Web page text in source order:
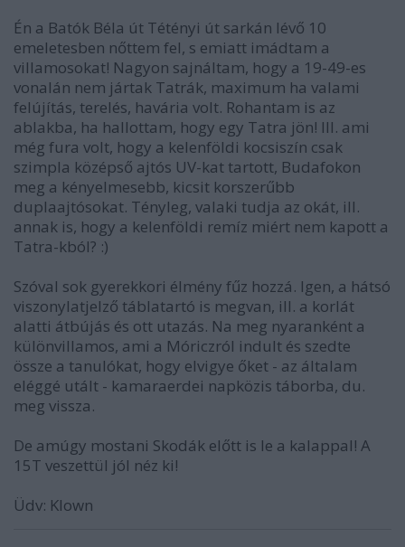
Én a Batók Béla út Tétényi út sarkán lévő 10
emeletesben nőttem fel, s emiatt imádtam a
villamosokat! Nagyon sajnáltam, hogy a 19-49-es
vonalán nem jártak Tatrák, maximum ha valami
felújítás, terelés, havária volt. Rohantam is az
ablakba, ha hallottam, hogy egy Tatra jön! Ill. ami
még fura volt, hogy a kelenföldi kocsiszín csak
szimpla középső ajtós UV-kat tartott, Budafokon
meg a kényelmesebb, kicsit korszerűbb
duplaajtósokat. Tényleg, valaki tudja az okát, ill.
annak is, hogy a kelenföldi remíz miért nem kapott a
Tatra-kból? :)
Szóval sok gyerekkori élmény fűz hozzá. Igen, a hátsó
viszonylatjelző táblatartó is megvan, ill. a korlát
alatti átbújás és ott utazás. Na meg nyaranként a
különvillamos, ami a Móriczról indult és szedte
össze a tanulókat, hogy elvigye őket - az általam
eléggé utált - kamaraerdei napközis táborba, du.
meg vissza.
De amúgy mostani Skodák előtt is le a kalappal! A
15T veszettül jól néz ki!
Üdv: Klown